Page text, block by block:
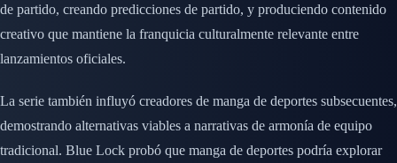
de partido, creando predicciones de partido, y produciendo contenido
creativo que mantiene la franquicia culturalmente relevante entre
lanzamientos oficiales.
La serie también influyó creadores de manga de deportes subsecuentes,
demostrando alternativas viables a narrativas de armonía de equipo
tradicional. Blue Lock probó que manga de deportes podría explorar